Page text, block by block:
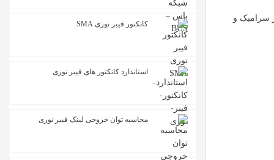
سرامیک و
کانکتور فیبر نوری SMA
استاندارد کانکتور های فیبر نوری
محاسبه توان خروجی لینک فیبر نوری